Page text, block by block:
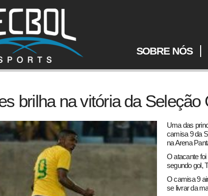
SOBRE NÓS
brilha na vitória da Seleção
Uma das
camisa 9 da
na Arena
O atacante
segundo gol,
O camisa 9
se livrar da